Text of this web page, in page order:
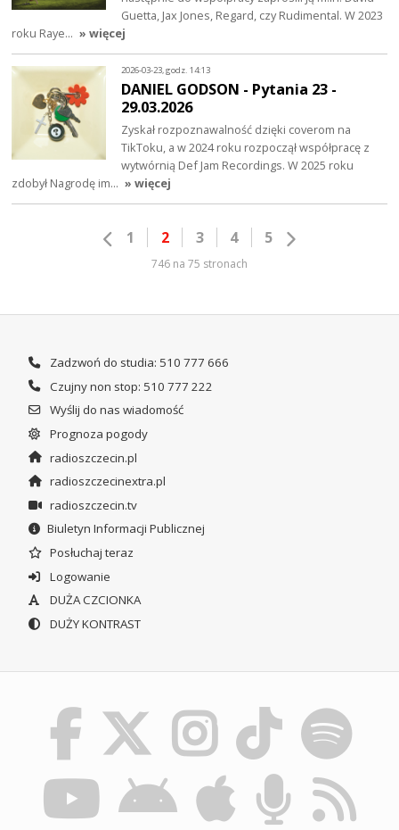
Guetta, Jax Jones, Regard, czy Rudimental. W 2023
roku Raye… » więcej
2026-03-23, godz. 14:13
DANIEL GODSON - Pytania 23 -
29.03.2026
Zyskał rozpoznawalność dzięki coverom na
TikToku, a w 2024 roku rozpoczął współpracę z
wytwórnią Def Jam Recordings. W 2025 roku
zdobył Nagrodę im… » więcej
1 2 3 4 5
746 na 75 stronach
Zadzwoń do studia: 510 777 666
Czujny non stop: 510 777 222
Wyślij do nas wiadomość
Prognoza pogody
radioszczecin.pl
radioszczecinextra.pl
radioszczecin.tv
Biuletyn Informacji Publicznej
Posłuchaj teraz
Logowanie
DUŻA CZCIONKA
DUŻY KONTRAST